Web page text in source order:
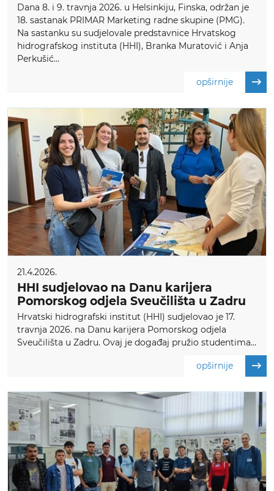
Dana 8. i 9. travnja 2026. u Helsinkiju, Finska, održan je
18. sastanak PRIMAR Marketing radne skupine (PMG).
Na sastanku su sudjelovale predstavnice Hrvatskog
hidrografskog instituta (HHI), Branka Muratović i Anja
Perkušić...
opširnije
21.4.2026.
HHI sudjelovao na Danu karijera
Pomorskog odjela Sveučilišta u Zadru
Hrvatski hidrografski institut (HHI) sudjelovao je 17.
travnja 2026. na Danu karijera Pomorskog odjela
Sveučilišta u Zadru. Ovaj je događaj pružio studentima...
opširnije